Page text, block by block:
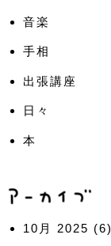
音楽
手相
出張講座
日々
本
10月 2025 (6)